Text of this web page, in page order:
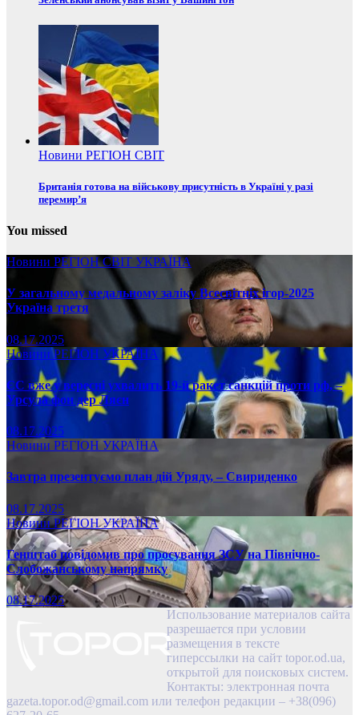
Новини РЕГІОН СВІТ
Британія готова на військову присутність в Україні у разі
перемир’я
You missed
Новини РЕГІОНСВІТ УКРАЇНА
У загальному медальному заліку Всесвітніх ігор-2025
Україна третя
08.17.2025
НовиниРЕГІОН УКРАЇНА
ЄС вже у вересні ухвалить 19-й ракет санкцій проти рф, –
Урсула фон дер Ляєн
08.17.2025
Новини РЕГІОН УКРАЇНА
Завтра презентуємо план дій Уряду, – Свириденко
08.17.2025
НовиниРЕГІОНУКРАЇНА
Генштаб повідомив про просування ЗСУ на Північно-
Слобожанському напрямку
08.17.2025
Использование материалов сайта
разрешается при условии
размещения в тексте
гиперссылки на сайт topor.od.ua,
открытой для поисковых систем.
Контакты: электронная почта
gazeta.topor.od@gmail.com или телефон редакции – +38(096)